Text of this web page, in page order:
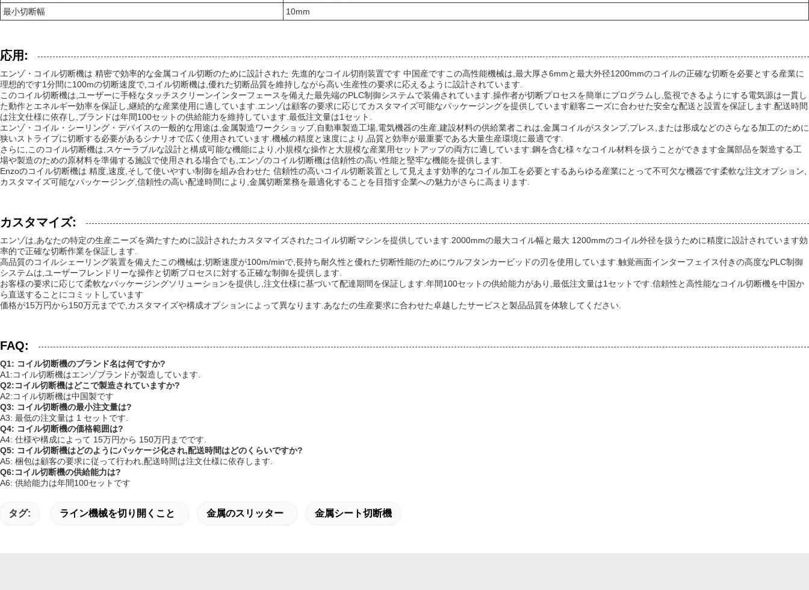
最小切断幅
10mm
応用:
エンゾ・コイル切断機は 精密で効率的な金属コイル切断のために設計された 先進的なコイル切削装置です 中国産ですこの高性能機械は,最大厚さ6mmと最大外径1200mmのコイルの正確な切断を必要とする産業に
理想的です1分間に100mの切断速度で,コイル切断機は,優れた切断品質を維持しながら高い生産性の要求に応えるように設計されています.
このコイル切断機は,ユーザーに手軽なタッチスクリーンインターフェースを備えた最先端のPLC制御システムで装備されています.操作者が切断プロセスを簡単にプログラムし,監視できるようにする電気源は一貫し
た動作とエネルギー効率を保証し,継続的な産業使用に適しています.エンゾは顧客の要求に応じてカスタマイズ可能なパッケージングを提供しています顧客ニーズに合わせた安全な配送と設置を保証します.配送時間
は注文仕様に依存し,ブランドは年間100セットの供給能力を維持しています.最低注文量は1セット.
エンゾ・コイル・シーリング・デバイスの一般的な用途は,金属製造ワークショップ,自動車製造工場,電気機器の生産,建設材料の供給業者これは,金属コイルがスタンプ,プレス,または形成などのさらなる加工のために
狭いストライプに切断する必要があるシナリオで広く使用されています.機械の精度と速度により,品質と効率が最重要である大量生産環境に最適です.
さらに,このコイル切断機は,スケーラブルな設計と構成可能な機能により,小規模な操作と大規模な産業用セットアップの両方に適しています.鋼を含む様々なコイル材料を扱うことができます金属部品を製造する工
場や製造のための原材料を準備する施設で使用される場合でも,エンゾのコイル切断機は信頼性の高い性能と堅牢な機能を提供します.
Enzoのコイル切断機は 精度,速度,そして使いやすい制御を組み合わせた 信頼性の高いコイル切断装置として見えます効率的なコイル加工を必要とするあらゆる産業にとって不可欠な機器です柔軟な注文オプション,
カスタマイズ可能なパッケージング,信頼性の高い配達時間により,金属切断業務を最適化することを目指す企業への魅力がさらに高まります.
カスタマイズ:
エンゾは,あなたの特定の生産ニーズを満たすために設計されたカスタマイズされたコイル切断マシンを提供しています.2000mmの最大コイル幅と最大 1200mmのコイル外径を扱うために精度に設計されています効
率的で正確な切断作業を保証します.
高品質のコイルシェーリング装置を備えたこの機械は,切断速度が100m/minで,長持ち耐久性と優れた切断性能のためにウルフタンカービッドの刃を使用しています.触覚画面インターフェイス付きの高度なPLC制御
システムは,ユーザーフレンドリーな操作と切断プロセスに対する正確な制御を提供します.
お客様の要求に応じて柔軟なパッケージングソリューションを提供し,注文仕様に基づいて配達期間を保証します.年間100セットの供給能力があり,最低注文量は1セットです.信頼性と高性能なコイル切断機を中国か
ら直送することにコミットしています
価格が15万円から150万元までで,カスタマイズや構成オプションによって異なります.あなたの生産要求に合わせた卓越したサービスと製品品質を体験してください.
FAQ:
Q1: コイル切断機のブランド名は何ですか?
A1:コイル切断機はエンゾブランドが製造しています.
Q2:コイル切断機はどこで製造されていますか?
A2:コイル切断機は中国製です
Q3: コイル切断機の最小注文量は?
A3: 最低の注文量は 1 セットです.
Q4: コイル切断機の価格範囲は?
A4: 仕様や構成によって 15万円から 150万円までです.
Q5: コイル切断機はどのようにパッケージ化され,配送時間はどのくらいですか?
A5: 梱包は顧客の要求に従って行われ,配送時間は注文仕様に依存します.
Q6:コイル切断機の供給能力は?
A6: 供給能力は年間100セットです
タグ: ライン機械を切り開くこと 金属のスリッター 金属シート切断機